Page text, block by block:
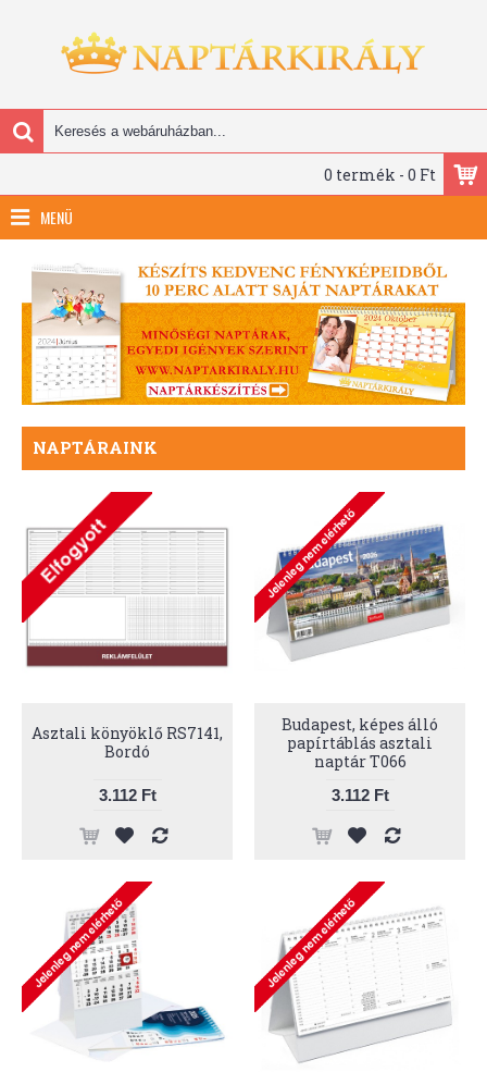
0 termék - 0 Ft
MENÜ
NAPTÁRAINK
Asztali könyöklő RS7141,
Bordó
3.112 Ft
Budapest, képes álló
papírtáblás asztali
naptár T066
3.112 Ft